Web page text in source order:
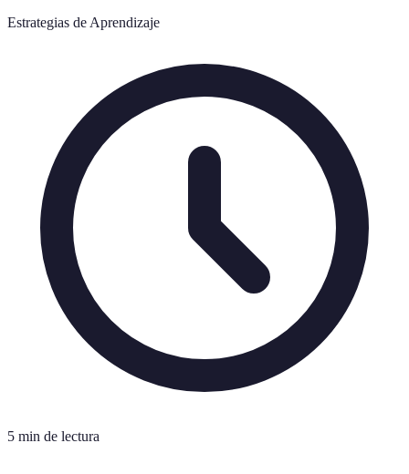
Estrategias de Aprendizaje
5 min de lectura